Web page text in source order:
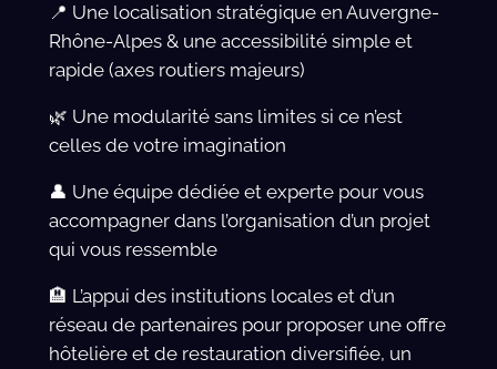
📍 Une localisation stratégique en Auvergne-
Rhône-Alpes & une accessibilité simple et
rapide (axes routiers majeurs)
🌿 Une modularité sans limites si ce n’est
celles de votre imagination
👤 Une équipe dédiée et experte pour vous
accompagner dans l’organisation d’un projet
qui vous ressemble
🏨 L’appui des institutions locales et d’un
réseau de partenaires pour proposer une offre
hôtelière et de restauration diversifiée, un